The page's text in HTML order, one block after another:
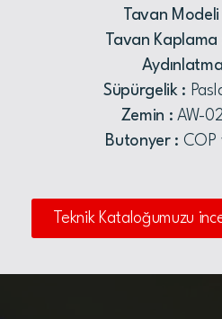
Tavan Modeli
Tavan Kaplama
Süpürgelik :
Zemin : AW-
Butonyer : COP
Teknik Kataloğumuzu